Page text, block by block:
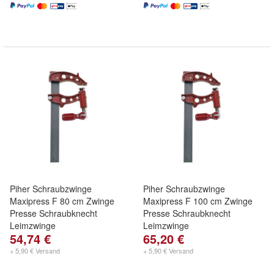
Piher Schraubzwinge
Maxipress F 80 cm Zwinge
Presse Schraubknecht
Leimzwinge
54,74 €
+ 5,90 € Versand
Piher Schraubzwinge
Maxipress F 100 cm Zwinge
Presse Schraubknecht
Leimzwinge
65,20 €
+ 5,90 € Versand